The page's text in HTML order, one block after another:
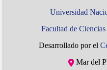
Universidad
Facultad de
Desarrollado por el
Mar del